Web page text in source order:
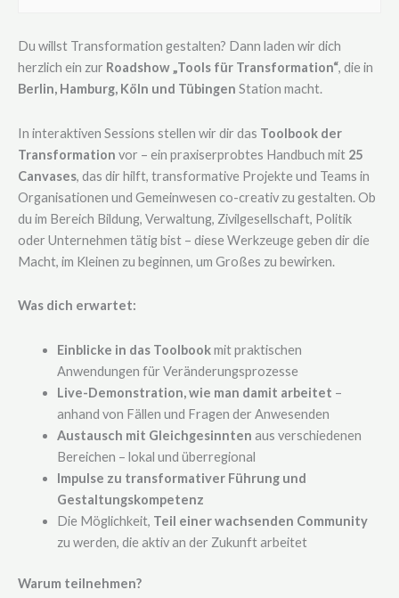
Du willst Transformation gestalten? Dann laden wir dich
herzlich ein zur Roadshow „Tools für Transformation“, die in
Berlin, Hamburg, Köln und Tübingen Station macht.
In interaktiven Sessions stellen wir dir das Toolbook der
Transformation vor – ein praxiserprobtes Handbuch mit 25
Canvases, das dir hilft, transformative Projekte und Teams in
Organisationen und Gemeinwesen co-creativ zu gestalten. Ob
du im Bereich Bildung, Verwaltung, Zivilgesellschaft, Politik
oder Unternehmen tätig bist – diese Werkzeuge geben dir die
Macht, im Kleinen zu beginnen, um Großes zu bewirken.
Was dich erwartet:
Einblicke in das Toolbookmit praktischen
Anwendungen für Veränderungsprozesse
Live-Demonstration, wie man damit arbeitet –
anhand von Fällen und Fragen der Anwesenden
Austausch mit Gleichgesinnten aus verschiedenen
Bereichen – lokal und überregional
Impulse zu transformativer Führung und
Gestaltungskompetenz
Die Möglichkeit, Teil einer wachsenden Community
zu werden, die aktiv an der Zukunft arbeitet
Warum teilnehmen?